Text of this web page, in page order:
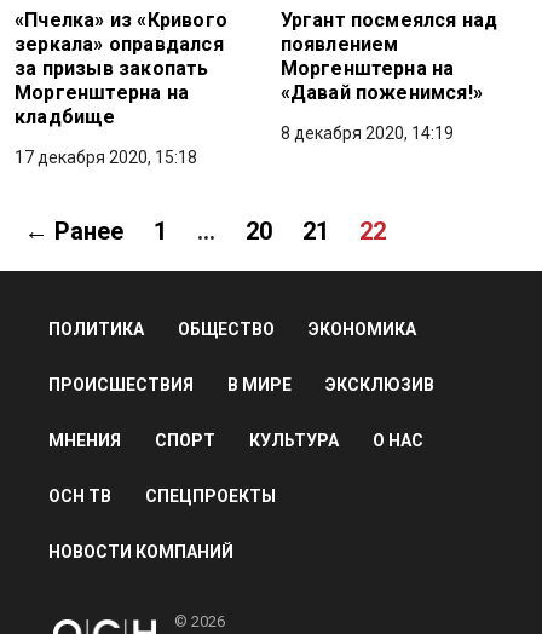
«Пчелка» из «Кривого
зеркала» оправдался
за призыв закопать
Моргенштерна на
кладбище
17 декабря 2020, 15:18
Ургант посмеялся над
появлением
Моргенштерна на
«Давай поженимся!»
8 декабря 2020, 14:19
← Ранее 1 … 20 21 22
ПОЛИТИКА ОБЩЕСТВО ЭКОНОМИКА
ПРОИСШЕСТВИЯ В МИРЕ ЭКСКЛЮЗИВ
МНЕНИЯ СПОРТ КУЛЬТУРА О НАС
ОСН ТВ СПЕЦПРОЕКТЫ
НОВОСТИ КОМПАНИЙ
© 2026